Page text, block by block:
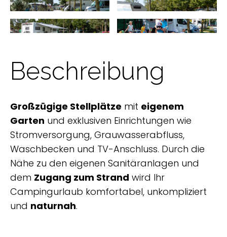
Beschreibung
Großzügige Stellplätze mit eigenem
Garten und exklusiven Einrichtungen wie
Stromversorgung, Grauwasserabfluss,
Waschbecken und TV-Anschluss. Durch die
Nähe zu den eigenen Sanitäranlagen und
dem Zugang zum Strand wird Ihr
Campingurlaub komfortabel, unkompliziert
und naturnah.